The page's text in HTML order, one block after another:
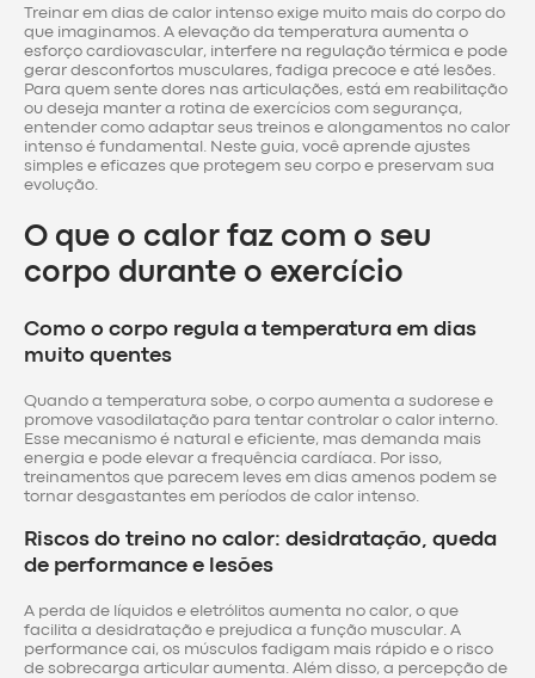
Treinar em dias de calor intenso exige muito mais do corpo do
que imaginamos. A elevação da temperatura aumenta o
esforço cardiovascular, interfere na regulação térmica e pode
gerar desconfortos musculares, fadiga precoce e até lesões.
Para quem sente dores nas articulações, está em reabilitação
ou deseja manter a rotina de exercícios com segurança,
entender como adaptar seus treinos e alongamentos no calor
intenso é fundamental. Neste guia, você aprende ajustes
simples e eficazes que protegem seu corpo e preservam sua
evolução.
O que o calor faz com o seu
corpo durante o exercício
Como o corpo regula a temperatura em dias
muito quentes
Quando a temperatura sobe, o corpo aumenta a sudorese e
promove vasodilatação para tentar controlar o calor interno.
Esse mecanismo é natural e eficiente, mas demanda mais
energia e pode elevar a frequência cardíaca. Por isso,
treinamentos que parecem leves em dias amenos podem se
tornar desgastantes em períodos de calor intenso.
Riscos do treino no calor: desidratação, queda
de performance e lesões
A perda de líquidos e eletrólitos aumenta no calor, o que
facilita a desidratação e prejudica a função muscular. A
performance cai, os músculos fadigam mais rápido e o risco
de sobrecarga articular aumenta. Além disso, a percepção de